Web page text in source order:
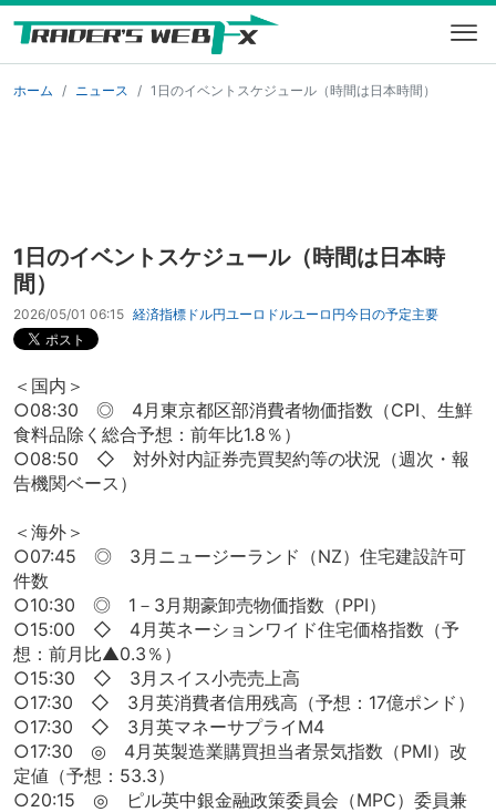
ホーム ニュース 1日のイベントスケジュール（時間は日本時間）
1日のイベントスケジュール（時間は日本時
間）
2026/05/01 06:15 経済指標 ドル円ユーロドルユーロ円今日の予定主要
＜国内＞
○08:30 ◎ 4月東京都区部消費者物価指数（CPI、生鮮
食料品除く総合予想：前年比1.8％）
○08:50 ◇ 対外対内証券売買契約等の状況（週次・報
告機関ベース）
＜海外＞
○07:45 ◎ 3月ニュージーランド（NZ）住宅建設許可
件数
○10:30 ◎ 1－3月期豪卸売物価指数（PPI）
○15:00 ◇ 4月英ネーションワイド住宅価格指数（予
想：前月比▲0.3％）
○15:30 ◇ 3月スイス小売売上高
○17:30 ◇ 3月英消費者信用残高（予想：17億ポンド）
○17:30 ◇ 3月英マネーサプライM4
○17:30 ◎ 4月英製造業購買担当者景気指数（PMI）改
定値（予想：53.3）
○20:15 ◎ ピル英中銀金融政策委員会（MPC）委員兼